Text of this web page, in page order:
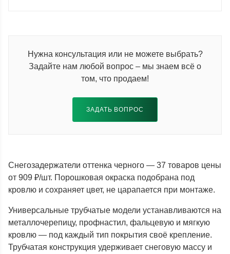
Нужна консультация или не можете выбрать?
Задайте нам любой вопрос – мы знаем всё о
том, что продаем!
ЗАДАТЬ ВОПРОС
Снегозадержатели оттенка черного — 37 товаров цены
от 909 ₽/шт. Порошковая окраска подобрана под
кровлю и сохраняет цвет, не царапается при монтаже.
Универсальные трубчатые модели устанавливаются на
металлочерепицу, профнастил, фальцевую и мягкую
кровлю — под каждый тип покрытия своё крепление.
Трубчатая конструкция удерживает снеговую массу и